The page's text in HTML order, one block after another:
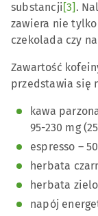
substancji[3] .
zawiera nie
czekolada czy
Zawartość
przedstawia się
kawa
95-230 mg
espresso –
herbata
herbata
napój